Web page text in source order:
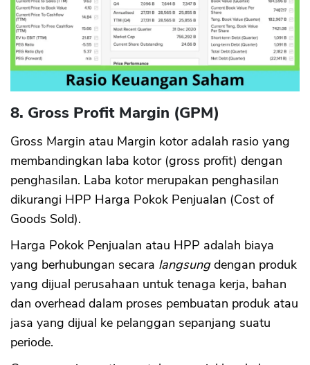
8. Gross Profit Margin (GPM)
Gross Margin atau Margin kotor adalah rasio yang
membandingkan laba kotor (gross profit) dengan
penghasilan. Laba kotor merupakan penghasilan
dikurangi HPP Harga Pokok Penjualan (Cost of
Goods Sold).
Harga Pokok Penjualan atau HPP adalah biaya
yang berhubungan secara langsungdengan produk
yang dijual perusahaan untuk tenaga kerja, bahan
dan overhead dalam proses pembuatan produk atau
jasa yang dijual ke pelanggan sepanjang suatu
periode.